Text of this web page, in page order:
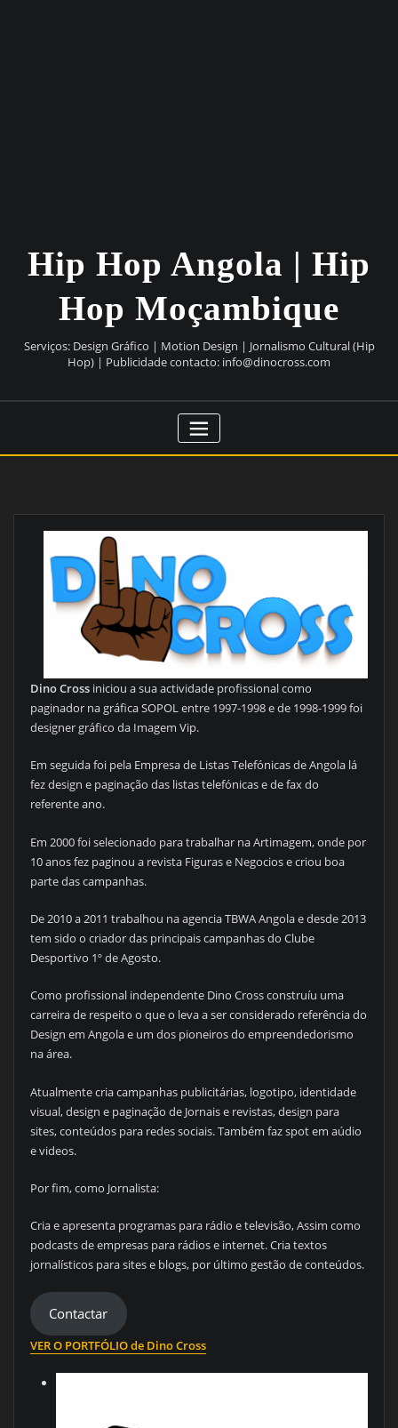
Hip Hop Angola | Hip
Hop Moçambique
Serviços: Design Gráfico | Motion Design | Jornalismo Cultural (Hip
Hop) | Publicidade contacto: info@dinocross.com
Dino Crossiniciou a sua actividade profissional como
paginador na gráfica SOPOL entre 1997-1998 e de 1998-1999 foi
designer gráfico da Imagem Vip.
Em seguida foi pela Empresa de Listas Telefónicas de Angola lá
fez design e paginação das listas telefónicas e de fax do
referente ano.
Em 2000 foi selecionado para trabalhar na Artimagem, onde por
10 anos fez paginou a revista Figuras e Negocios e criou boa
parte das campanhas.
De 2010 a 2011 trabalhou na agencia TBWA Angola e desde 2013
tem sido o criador das principais campanhas do Clube
Desportivo 1º de Agosto.
Como profissional independente Dino Cross construíu uma
carreira de respeito o que o leva a ser considerado referência do
Design em Angola e um dos pioneiros do empreendedorismo
na área.
Atualmente cria campanhas publicitárias, logotipo, identidade
visual, design e paginação de Jornais e revistas, design para
sites, conteúdos para redes sociais. Também faz spot em aúdio
e videos.
Por fim, como Jornalista:
Cria e apresenta programas para rádio e televisão, Assim como
podcasts de empresas para rádios e internet. Cria textos
jornalísticos para sites e blogs, por último gestão de conteúdos.
Contactar
VER O PORTFÓLIO de Dino Cross